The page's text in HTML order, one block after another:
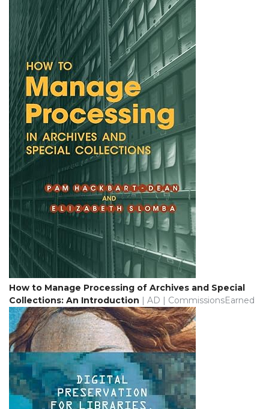
How to Manage Processing of Archives and Special
Collections: An Introduction
| AD | CommissionsEarned